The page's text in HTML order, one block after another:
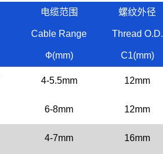
电缆范围 螺纹外径
Cable Range Thread O.D.
Ф(mm) C1(mm)
4-5.5mm 12mm
6-8mm 12mm
4-7mm 16mm